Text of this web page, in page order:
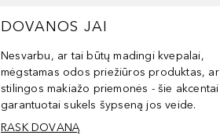
DOVANOS JAI
Nesvarbu, ar tai būtų madingi kvepalai,
mėgstamas odos priežiūros produktas, ar
stilingos makiažo priemonės - šie akcentai
garantuotai sukels šypseną jos veide.
RASK DOVANĄ